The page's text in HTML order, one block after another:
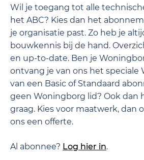
Wil je toegang tot alle
het ABC? Kies dan het
je organisatie past. Zo heb je
bouwkennis bij de hand.
en up-to-date. Ben je
ontvang je van ons het speciale
van een Basic of Standaard
geen Woningborg lid? Ook dan
graag. Kies voor maatwerk, dan
ons een offerte.
Al abonnee? Log hier in.